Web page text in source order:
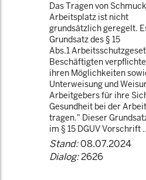
Das Tragen von
Arbeitsplatz ist nicht
grundsätzlich geregelt.
Grundsatz des § 15
Abs.1
Beschäftigten
ihren Möglichkeiten
Unterweisung und
Arbeitgebers für ihre
Gesundheit bei der
tragen." Dieser
im § 15 DGUV Vorschrift
Stand:08.07.2024
Dialog:2626